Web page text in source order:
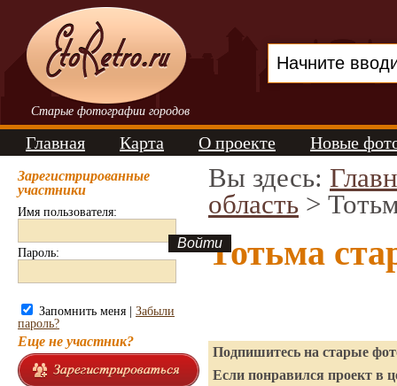
Старые фотографии городов
Главная Карта О проекте Новые
Зарегистрированные
участники
Имя пользователя:
Пароль:
Запомнить меня | Забыли
пароль?
Еще не участник?
Вы здесь:
область >
Тотьма
Подпишитесь на старые
Если понравился проект в